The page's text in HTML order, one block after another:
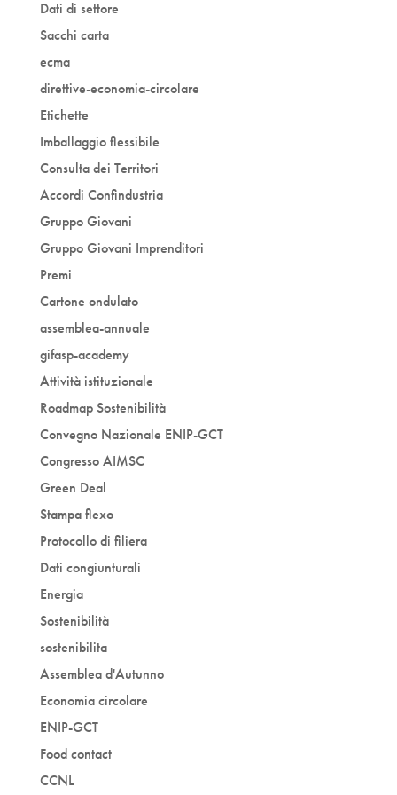
Dati di settore
Sacchi carta
ecma
direttive-economia-circolare
Etichette
Imballaggio flessibile
Consulta dei Territori
Accordi Confindustria
Gruppo Giovani
Gruppo Giovani Imprenditori
Premi
Cartone ondulato
assemblea-annuale
gifasp-academy
Attività istituzionale
Roadmap Sostenibilità
Convegno Nazionale ENIP-GCT
Congresso AIMSC
Green Deal
Stampa flexo
Protocollo di filiera
Dati congiunturali
Energia
Sostenibilità
sostenibilita
Assemblea d'Autunno
Economia circolare
ENIP-GCT
Food contact
CCNL